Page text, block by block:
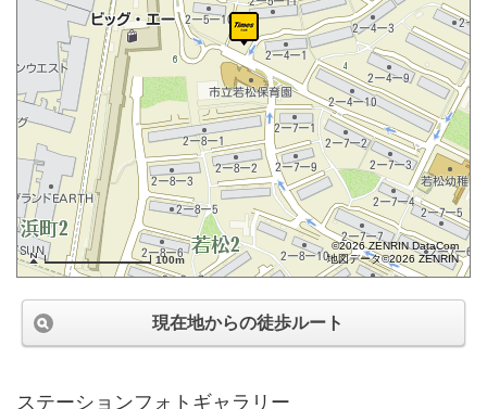
100m
©2026 ZENRIN DataCom
地図データ©2026 ZENRIN
現在地からの徒歩ルート
ステーションフォトギャラリー